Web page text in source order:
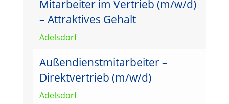
Mitarbeiter im Vertrieb (m/w/d)
– Attraktives Gehalt
Adelsdorf
Außendienstmitarbeiter –
Direktvertrieb (m/w/d)
Adelsdorf